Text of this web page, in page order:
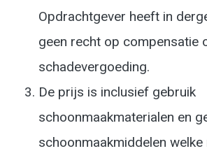
Opdrachtgever heeft in
geen recht op compensatie
schadevergoeding.
De prijs is inclusief gebruik
schoonmaakmaterialen en
schoonmaakmiddelen